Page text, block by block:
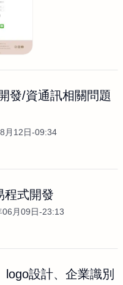
發/資通訊相關問題
月12日-09:34
程式開發
06月09日-23:13
設計、企業識別